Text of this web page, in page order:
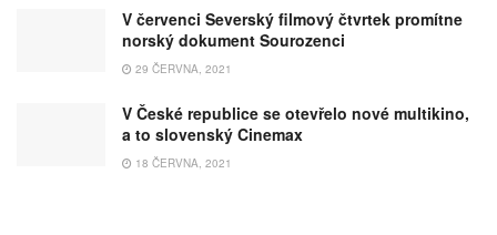
V červenci Severský filmový čtvrtek promítne
norský dokument Sourozenci
29 ČERVNA, 2021
V České republice se otevřelo nové multikino,
a to slovenský Cinemax
18 ČERVNA, 2021